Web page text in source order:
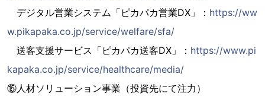
デジタル営業システム「ピカパカ営業DX」： https://ww
w.pikapaka.co.jp/service/welfare/sfa/
送客支援サービス「ピカパカ送客DX」： https://www.pi
kapaka.co.jp/service/healthcare/media/
⑮人材ソリューション事業（投資先にて注力）